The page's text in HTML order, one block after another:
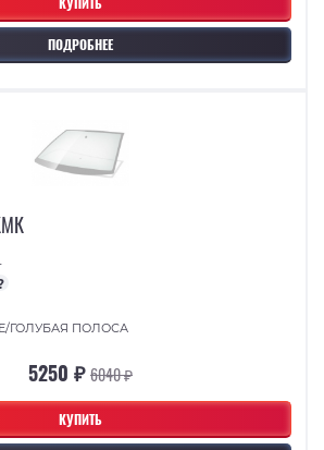
ПОДРОБНЕЕ
КУПИТЬ
ГОЛУБАЯ ПОЛОСА
5250 ₽6040 ₽